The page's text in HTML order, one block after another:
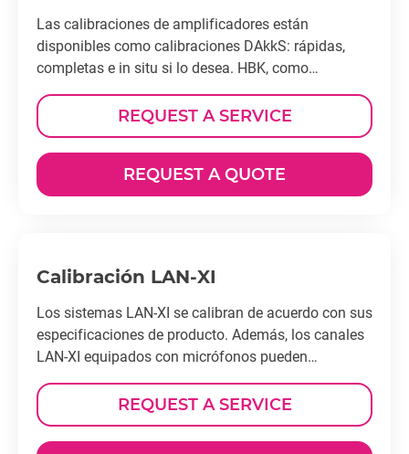
Las calibraciones de amplificadores están
disponibles como calibraciones DAkkS: rápidas,
completas e in situ si lo desea. HBK, como
fabricante, sabe lo que debe calibrarse. ¡Prepárate
para la próxima auditoría!REQUEST A SERVICE
REQUEST A QUOTE
Calibración LAN-XI
Los sistemas LAN-XI se calibran de acuerdo con sus
especificaciones de producto. Además, los canales
LAN-XI equipados con micrófonos pueden
calibrarse según el Estándar de Medidor de Nivel de
Sonido IEC 61672.REQUEST A SERVICE